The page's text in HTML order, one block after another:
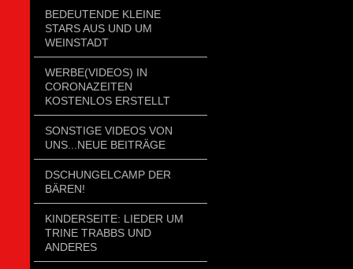
BEDEUTENDE KLEINE
STARS AUS UND UM
WEINSTADT
WERBE(VIDEOS) IN
CORONAZEITEN
KOSTENLOS ERSTELLT
SONSTIGE VIDEOS VON
UNS...NEUE BEITRÄGE
DSCHUNGELCAMP DER
BÄREN!
KINDERSEITE: LIEDER UM
TRINE TRABBS UND
ANDERES